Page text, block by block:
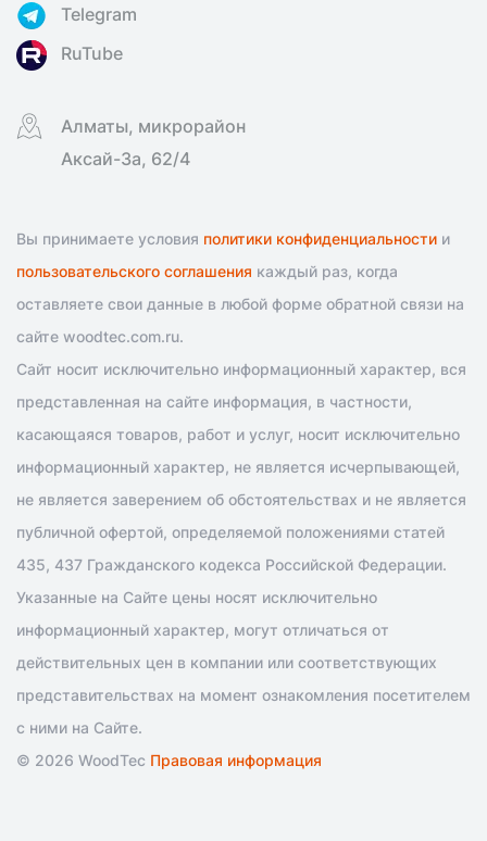
Telegram
RuTube
Алматы, микрорайон
Аксай-3а, 62/4
Вы принимаете условия политики конфиденциальности и
пользовательского соглашения каждый раз, когда
оставляете свои данные в любой форме обратной связи на
сайте woodtec.com.ru.
Сайт носит исключительно информационный характер, вся
представленная на сайте информация, в частности,
касающаяся товаров, работ и услуг, носит исключительно
информационный характер, не является исчерпывающей,
не является заверением об обстоятельствах и не является
публичной офертой, определяемой положениями статей
435, 437 Гражданского кодекса Российской Федерации.
Указанные на Сайте цены носят исключительно
информационный характер, могут отличаться от
действительных цен в компании или соответствующих
представительствах на момент ознакомления посетителем
с ними на Сайте.
© 2026 WoodTec Правовая информация